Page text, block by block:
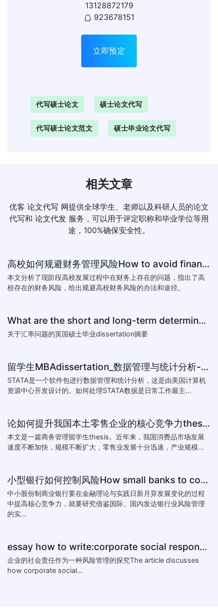
13128872179
923678151
立即预定
代写硕士论文 硕士论文代写
代写硕士论文范文 硕士毕业论文代写
相关文章
优客 论文代写 网提供全球学生、老师以及科研人员的论文
代写和 论文代发 服务，可以用于评定职称和毕业学位等用
途，100%确保安全性。
高校如何规避财务管理风险How to avoid financial risk management colleges
本文分析了现阶段高校发展过程中在财务上存在的问题，指出了高
校存在的财务风险，给出规避高校财务风险的办法和途径。
What are the short and long-term determinants of exchange ra
关于汇率问题的英国硕士毕业dissertation摘要
留学生MBAdissertation_数据管理与统计分析-如何处理STATA数据_How to deal with data with ST
STATA是一个软件包进行数据管理和统计分析，这是由美国计算机
资源中心开发设计的。如何处理STATA数据是日常工作最主...
论如何提升我国本土零售企业的核心竞争力thesis:The theory of how to improve the core competitiveness of domestic retail e
本文是一篇商务管理留学生thesis。近年来，我国消费品市场发展
速度不断加快，规模不断扩大，零售业发展十分迅速，产业规模...
小型银行如何控制风险How small banks to control risk
中小股份制商业银行要在金融理论与实践日新月异发展变化的过程
中提高核心竞争力，就要研究借鉴国际、国内发达银行业风险管理
的实...
essay how to write:corporate social responsibility practice
企业的社会责任作为一种风险管理的探究The article discusses
how corporate social...